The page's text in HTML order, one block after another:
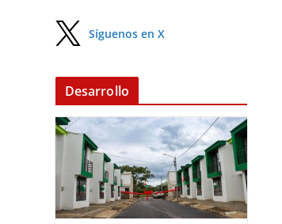
Síguenos en X
Desarrollo